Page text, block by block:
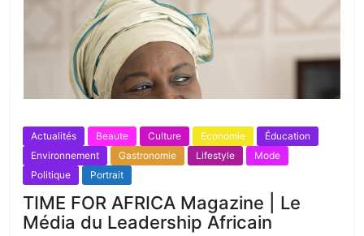
Actualités Beaute Culture Economie
Éducation
Environnement
Gastronomie Lifestyle
Mode
Politique
Portrait
TIME FOR AFRICA Magazine | Le
Média du Leadership Africain